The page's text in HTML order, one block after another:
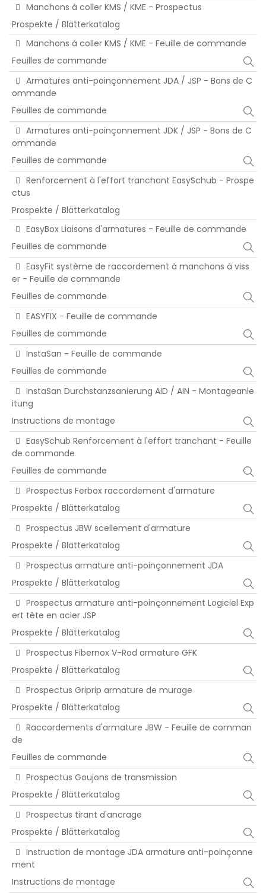
Manchons à coller KMS / KME - Prospectus
Prospekte / Blätterkatalog
Manchons à coller KMS / KME - Feuille de commande
Feuilles de commande
Armatures anti-poinçonnement JDA / JSP - Bons de C
ommande
Feuilles de commande
Armatures anti-poinçonnement JDK / JSP - Bons de C
ommande
Feuilles de commande
Renforcement à l'effort tranchant EasySchub - Prospe
ctus
Prospekte / Blätterkatalog
EasyBox Liaisons d'armatures - Feuille de commande
Feuilles de commande
EasyFit système de raccordement à manchons à viss
er - Feuille de commande
Feuilles de commande
EASYFIX - Feuille de commande
Feuilles de commande
InstaSan - Feuille de commande
Feuilles de commande
InstaSan Durchstanzsanierung AID / AIN - Montageanle
itung
Instructions de montage
EasySchub Renforcement à l'effort tranchant - Feuille
de commande
Feuilles de commande
Prospectus Ferbox raccordement d'armature
Prospekte / Blätterkatalog
Prospectus JBW scellement d'armature
Prospekte / Blätterkatalog
Prospectus armature anti-poinçonnement JDA
Prospekte / Blätterkatalog
Prospectus armature anti-poinçonnement Logiciel Exp
ert tête en acier JSP
Prospekte / Blätterkatalog
Prospectus Fibernox V-Rod armature GFK
Prospekte / Blätterkatalog
Prospectus Griprip armature de murage
Prospekte / Blätterkatalog
Raccordements d'armature JBW - Feuille de comman
de
Feuilles de commande
Prospectus Goujons de transmission
Prospekte / Blätterkatalog
Prospectus tirant d'ancrage
Prospekte / Blätterkatalog
Instruction de montage JDA armature anti-poinçonne
ment
Instructions de montage